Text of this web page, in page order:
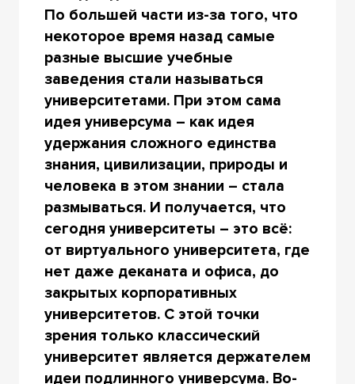
По большей части из-за того, что
некоторое время назад самые
разные высшие учебные
заведения стали называться
университетами. При этом сама
идея универсума – как идея
удержания сложного единства
знания, цивилизации, природы и
человека в этом знании – стала
размываться. И получается, что
сегодня университеты – это всё:
от виртуального университета, где
нет даже деканата и офиса, до
закрытых корпоративных
университетов. С этой точки
зрения только классический
университет является держателем
идеи подлинного универсума. Во-